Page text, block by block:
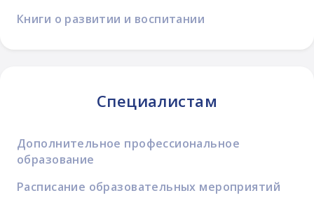
Книги о развитии и воспитании
Специалистам
Дополнительное профессиональное
образование
Расписание образовательных мероприятий